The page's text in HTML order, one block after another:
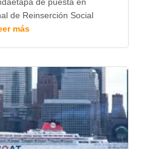
de puesta en
de Reinserción Social
más